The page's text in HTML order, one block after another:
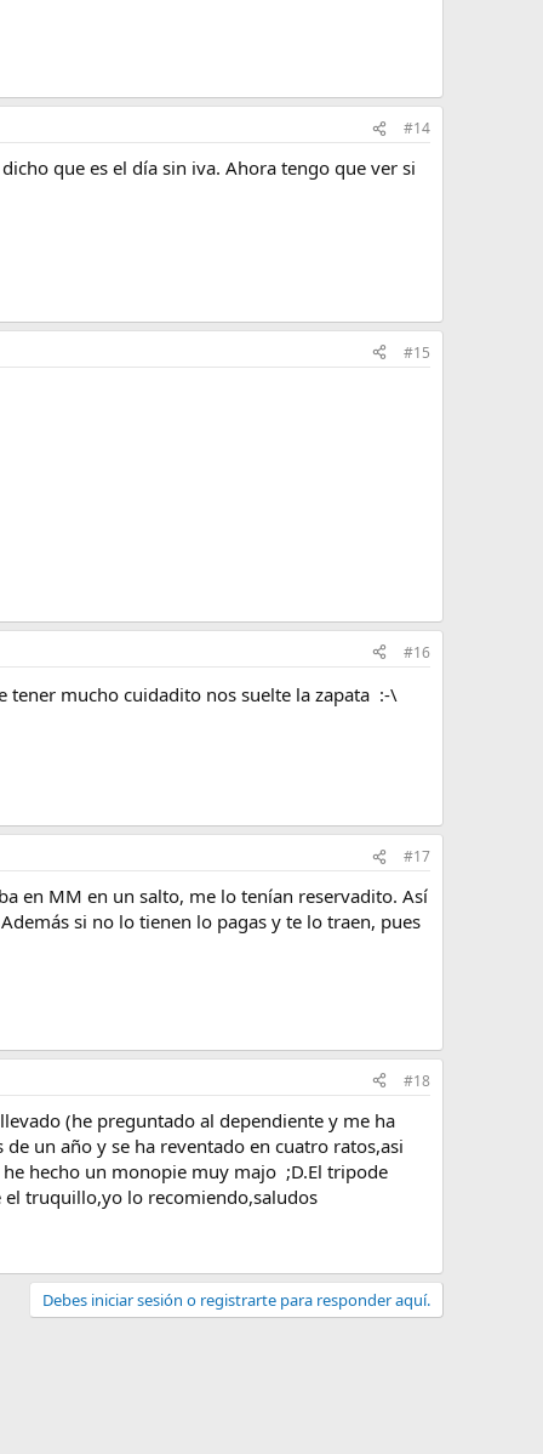
#14
que es el día sin iva. Ahora tengo que ver si
#15
#16
tener mucho cuidadito nos suelte la zapata :-\
#17
en MM en un salto, me lo tenían reservadito. Así
si no lo tienen lo pagas y te lo traen, pues
#18
(he preguntado al dependiente y me ha
un año y se ha reventado en cuatro ratos,asi
hecho un monopie muy majo ;D.El tripode
truquillo,yo lo recomiendo,saludos
Debes iniciar sesión o registrarte para responder aquí.